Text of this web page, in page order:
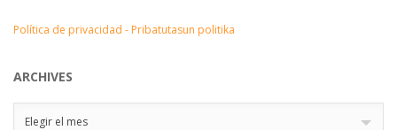
Política de privacidad - Pribatutasun politika
ARCHIVES
Elegir el mes